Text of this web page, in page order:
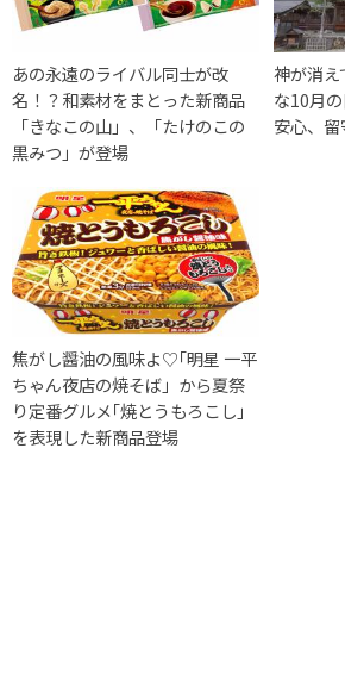
あの永遠のライバル同士が改
名！？和素材をまとった新商品
「きなこの山」、「たけのこの
黒みつ」が登場
神が消
な10月
安心、留
焦がし醤油の風味よ♡｢明星 一平
ちゃん夜店の焼そば」から夏祭
り定番グルメ｢焼とうもろこし｣
を表現した新商品登場